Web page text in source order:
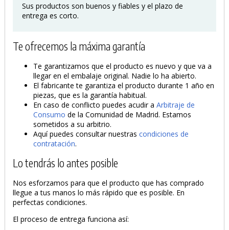
Sus productos son buenos y fiables y el plazo de
entrega es corto.
Te ofrecemos la máxima garantía
Te garantizamos que el producto es nuevo y que va a
llegar en el embalaje original. Nadie lo ha abierto.
El fabricante te garantiza el producto durante 1 año en
piezas, que es la garantía habitual.
En caso de conflicto puedes acudir aArbitraje de
Consumo de la Comunidad de Madrid. Estamos
sometidos a su arbitrio.
Aquí puedes consultar nuestrascondiciones de
contratación.
Lo tendrás lo antes posible
Nos esforzamos para que el producto que has comprado
llegue a tus manos lo más rápido que es posible. En
perfectas condiciones.
El proceso de entrega funciona así: